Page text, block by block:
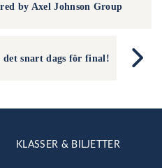
by Axel Johnson Group
det snart dags för final!
KLASSER & BILJETTER